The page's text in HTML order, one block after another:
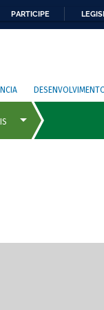
PARTICIPE